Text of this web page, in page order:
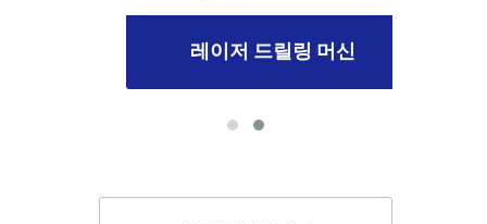
레이저 드릴링 머신